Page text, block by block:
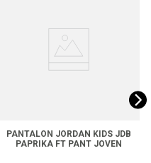
PANTALON JORDAN KIDS JDB
PAPRIKA FT PANT JOVEN